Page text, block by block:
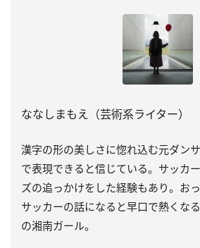
ななしまもえ（芸術系ライター）
漢字の形の美しさに惚れ込む元ダン
で表現できると信じている。サッカ
ズの追っかけをした経験もあり。お
サッカーの話になると早口で熱くな
の湘南ガール。